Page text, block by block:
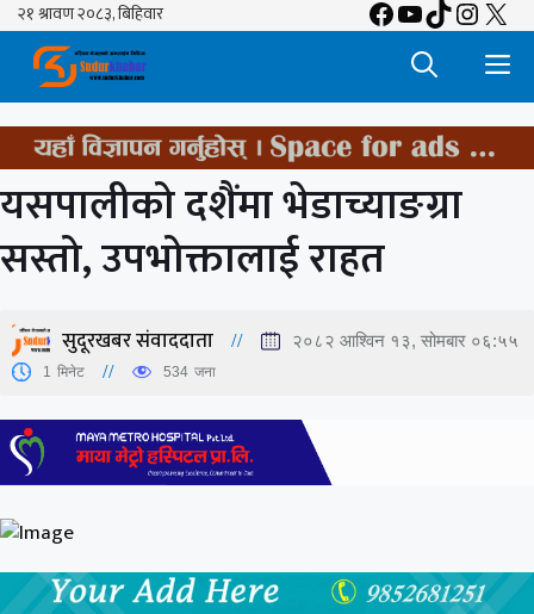
Skip
content
Facebook
YouTube
TikTok
X
यसपालीको दशैंमा भेडाच्याङग्रा
सस्तो, उपभोक्तालाई राहत
सुदूरखबर संवाददाता २०८२ आश्विन १३, सोमबार ०६:५५
1 मिनेट 534 जना